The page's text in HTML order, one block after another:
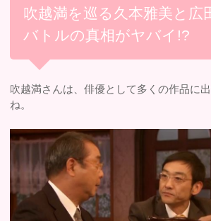
吹越満を巡る久本雅美と広
バトルの真相がヤバイ!?
吹越満さんは、俳優として多くの作品に
ね。